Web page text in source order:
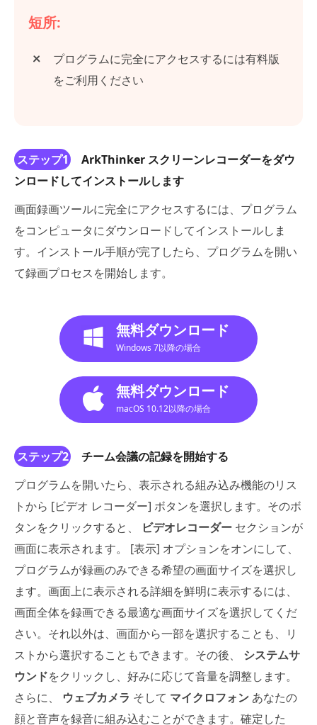
短所:
プログラムに完全にアクセスするには有料版
をご利用ください
ステップ1
ArkThinker スクリーンレコーダーをダウ
ンロードしてインストールします
画面録画ツールに完全にアクセスするには、プログラム
をコンピュータにダウンロードしてインストールしま
す。インストール手順が完了したら、プログラムを開い
て録画プロセスを開始します。
無料ダウンロード
Windows 7以降の場合
無料ダウンロード
macOS 10.12以降の場合
ステップ2
チーム会議の記録を開始する
プログラムを開いたら、表示される組み込み機能のリス
トから [ビデオ レコーダー] ボタンを選択します。そのボ
タンをクリックすると、
ビデオレコーダー セクションが
画面に表示されます。 [表示] オプションをオンにして、
プログラムが録画のみできる希望の画面サイズを選択し
ます。画面上に表示される詳細を鮮明に表示するには、
画面全体を録画できる最適な画面サイズを選択してくだ
さい。それ以外は、画面から一部を選択することも、リ
ストから選択することもできます。その後、 システムサ
ウンドをクリックし、好みに応じて音量を調整します。
さらに、 ウェブカメラ そして マイクロフォン あなたの
顔と音声を録音に組み込むことができます。確定した